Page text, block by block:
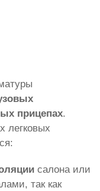
прицепах.
легковых
салона или
так как